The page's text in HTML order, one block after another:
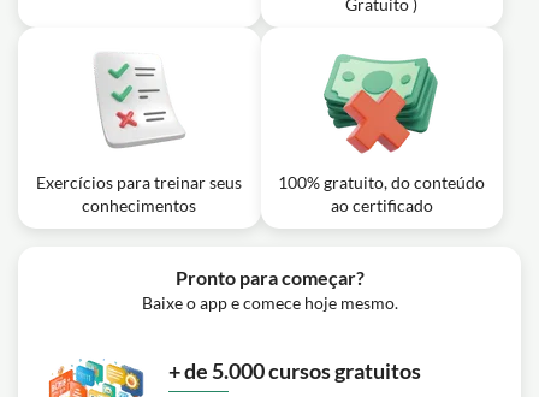
Adobe Premiere Pro
Exercício: Qual dos seguintes não é uma funcionalidade
disponível no Adobe Premiere para ajudar na
organização e busca de elementos na timeline?
Gratuito )
Exercícios para treinar seus
conhecimentos
100% gratuito, do conteúdo
ao certificado
Pronto para começar?
Baixe o app e comece hoje mesmo.
+ de 5.000 cursos gratuitos